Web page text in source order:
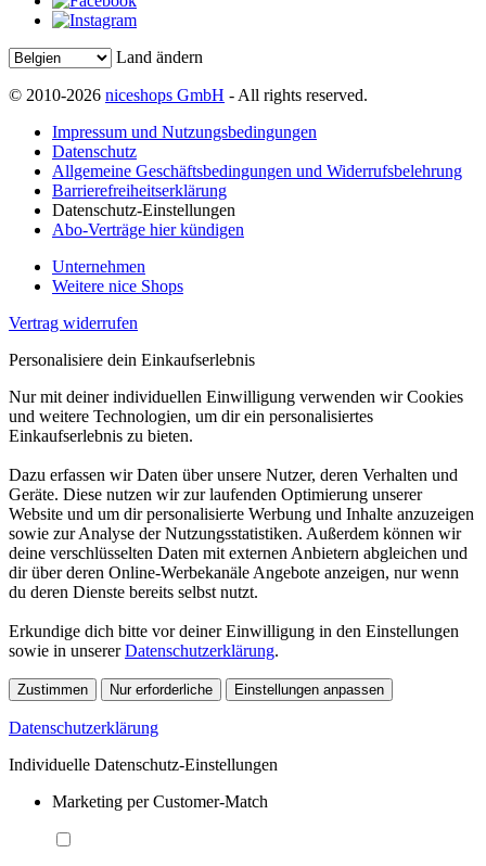
Land ändern
© 2010-2026 niceshops GmbH - All rights reserved.
Impressum und Nutzungsbedingungen
Datenschutz
Allgemeine Geschäftsbedingungen und Widerrufsbelehrung
Barrierefreiheitserklärung
Datenschutz-Einstellungen
Abo-Verträge hier kündigen
Unternehmen
Weitere nice Shops
Vertrag widerrufen
Personalisiere dein Einkaufserlebnis
Nur mit deiner individuellen Einwilligung verwenden wir Cookies
und weitere Technologien, um dir ein personalisiertes
Einkaufserlebnis zu bieten.
Dazu erfassen wir Daten über unsere Nutzer, deren Verhalten und
Geräte. Diese nutzen wir zur laufenden Optimierung unserer
Website und um dir personalisierte Werbung und Inhalte anzuzeigen
sowie zur Analyse der Nutzungsstatistiken. Außerdem können wir
deine verschlüsselten Daten mit externen Anbietern abgleichen und
dir über deren Online-Werbekanäle Angebote anzeigen, nur wenn
du deren Dienste bereits selbst nutzt.
Erkundige dich bitte vor deiner Einwilligung in den Einstellungen
sowie in unsererDatenschutzerklärung.
Zustimmen Nur erforderliche Einstellungen anpassen
Datenschutzerklärung
Individuelle Datenschutz-Einstellungen
Marketing per Customer-Match